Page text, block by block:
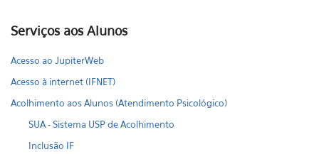
Serviços aos Alunos
Acesso ao JupiterWeb
Acesso à internet (IFNET)
Acolhimento aos Alunos (Atendimento Psicológico)
SUA - Sistema USP de Acolhimento
Inclusão IF